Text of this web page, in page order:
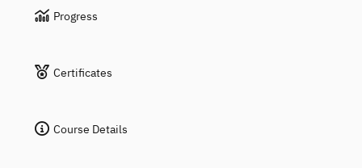
Progress
Certificates
Course Details